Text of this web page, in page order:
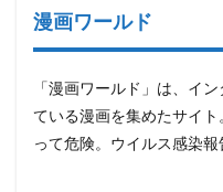
【ま
と
漫画
料か
つ安
漫画ワールド
「漫画ワールド」は、イ
ている漫画を集めたサイ
って危険。ウイルス感染報